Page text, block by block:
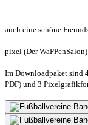
auch eine schöne
pixel (Der WaPPenSalon)
Im Downloadpaket sind
PDF) und 3